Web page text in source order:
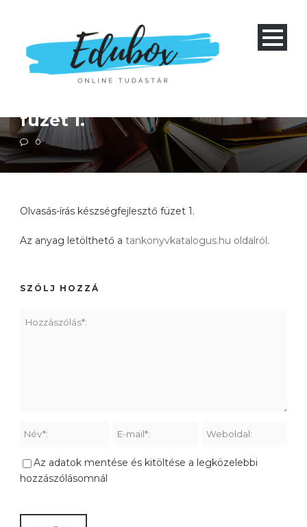
Alapiskola 1-4 Magyar irodalom
füzet 1.
0
Olvasás-írás készségfejlesztő füzet 1.
Az anyag letölthető a tankonyvkatalogus.hu oldalról.
SZÓLJ HOZZÁ
Az adatok mentése és kitöltése a legközelebbi
hozzászólásomnál